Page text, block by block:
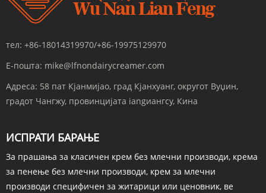
тел: +86-18014319970/+86-19975129970
Е-пошта: mike@lfnondairycreamer.com
Адреса: 58 пат Кјанмијао, град Кјанхуанг, округот Вуџин,
градот Чангжу, провинцијата iangиангсу, Кина
ИСПРАТИ БАРАЊЕ
За прашања за класичен крем без млечни производи, крема
за пенење без млечни производи, крем за млечни
производи специфичен за житарици или ценовник, ве